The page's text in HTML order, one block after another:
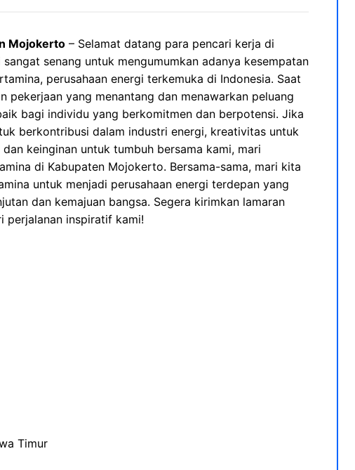
Mojokerto – Selamat datang para pencari kerja di
senang untuk mengumumkan adanya kesempatan
perusahaan energi terkemuka di Indonesia. Saat
pekerjaan yang menantang dan menawarkan peluang
bagi individu yang berkomitmen dan berpotensi. Jika
berkontribusi dalam industri energi, kreativitas untuk
keinginan untuk tumbuh bersama kami, mari
di Kabupaten Mojokerto. Bersama-sama, mari kita
untuk menjadi perusahaan energi terdepan yang
dan kemajuan bangsa. Segera kirimkan lamaran
perjalanan inspiratif kami!
Timur